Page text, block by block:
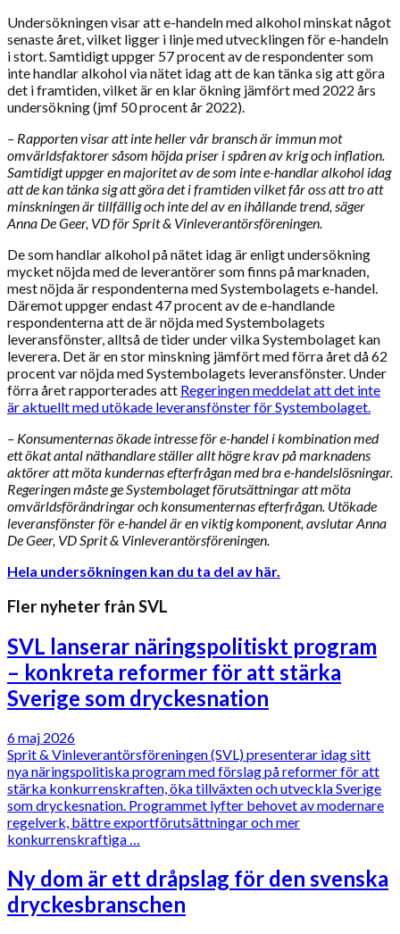
Undersökningen visar att e-handeln med alkohol minskat något
senaste året, vilket ligger i linje med utvecklingen för e-handeln
i stort. Samtidigt uppger 57 procent av de respondenter som
inte handlar alkohol via nätet idag att de kan tänka sig att göra
det i framtiden, vilket är en klar ökning jämfört med 2022 års
undersökning (jmf 50 procent år 2022).
– Rapporten visar att inte heller vår bransch är immun mot
omvärldsfaktorer såsom höjda priser i spåren av krig och inflation.
Samtidigt uppger en majoritet av de som inte e-handlar alkohol idag
att de kan tänka sig att göra det i framtiden vilket får oss att tro att
minskningen är tillfällig och inte del av en ihållande trend, säger
Anna De Geer, VD för Sprit & Vinleverantörsföreningen.
De som handlar alkohol på nätet idag är enligt undersökning
mycket nöjda med de leverantörer som finns på marknaden,
mest nöjda är respondenterna med Systembolagets e-handel.
Däremot uppger endast 47 procent av de e-handlande
respondenterna att de är nöjda med Systembolagets
leveransfönster, alltså de tider under vilka Systembolaget kan
leverera. Det är en stor minskning jämfört med förra året då 62
procent var nöjda med Systembolagets leveransfönster. Under
förra året rapporterades att Regeringen meddelat att det inte
är aktuellt med utökade leveransfönster för Systembolaget.
– Konsumenternas ökade intresse för e-handel i kombination med
ett ökat antal näthandlare ställer allt högre krav på marknadens
aktörer att möta kundernas efterfrågan med bra e-handelslösningar.
Regeringen måste ge Systembolaget förutsättningar att möta
omvärldsförändringar och konsumenternas efterfrågan. Utökade
leveransfönster för e-handel är en viktig komponent, avslutar Anna
De Geer, VD Sprit & Vinleverantörsföreningen.
Hela undersökningen kan du ta del av här.
Fler nyheter från SVL
SVL lanserar näringspolitiskt program
– konkreta reformer för att stärka
Sverige som dryckesnation
6 maj 2026
Sprit & Vinleverantörsföreningen (SVL) presenterar idag sitt
nya näringspolitiska program med förslag på reformer för att
stärka konkurrenskraften, öka tillväxten och utveckla Sverige
som dryckesnation. Programmet lyfter behovet av modernare
regelverk, bättre exportförutsättningar och mer
konkurrenskraftiga …
Ny dom är ett dråpslag för den svenska
dryckesbranschen